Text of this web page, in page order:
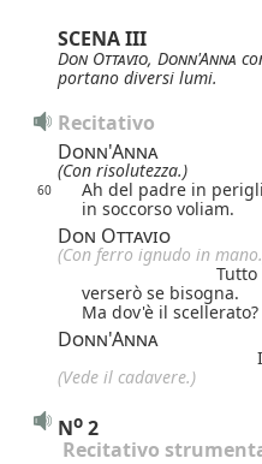
SCENA III
Don Ottavio, Donn'Anna
portano diversi lumi.
Recitativo
Donn'Anna
(Con risolutezza.)
60 Ah del padre in
in soccorso voliam.
Don Ottavio
(Con ferro ignudo in
verserò se bisogna.
Ma dov'è il scellerato?
Donn'Anna
(Vede il cadavere.)
No 2
Recitativo